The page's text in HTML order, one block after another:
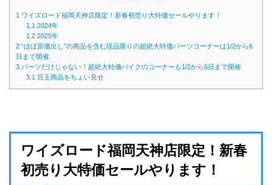
1 ワイズロード福岡天神店限定！新春初売り大特価セールやります！
1.1 2024年
1.2 2025年
2 “ほぼ原価出し”の商品を含む現品限りの超絶大特価パーツコーナーは1/2から6
日まで開催
3 パーツだけじゃない！超絶大特価バイクのコーナーも1/2から6日まで開催
3.1
目玉商品をちょい見せ
ワイズロード福岡天神店限定！新春
初売り大特価セールやります！